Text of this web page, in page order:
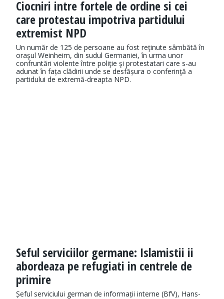
Ciocniri intre fortele de ordine si cei
care protestau impotriva partidului
extremist NPD
Un număr de 125 de persoane au fost reţinute sâmbătă în
oraşul Weinheim, din sudul Germaniei, în urma unor
confruntări violente între poliţie şi protestatari care s-au
adunat în fața clădirii unde se desfășura o conferinţă a
partidului de extremă-dreapta NPD.
Seful serviciilor germane: Islamistii ii
abordeaza pe refugiati in centrele de
primire
Șeful serviciului german de informații interne (BfV), Hans-